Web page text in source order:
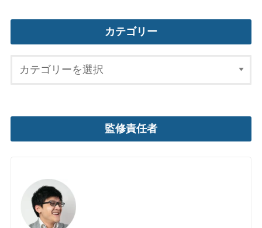
カテゴリー
監修責任者